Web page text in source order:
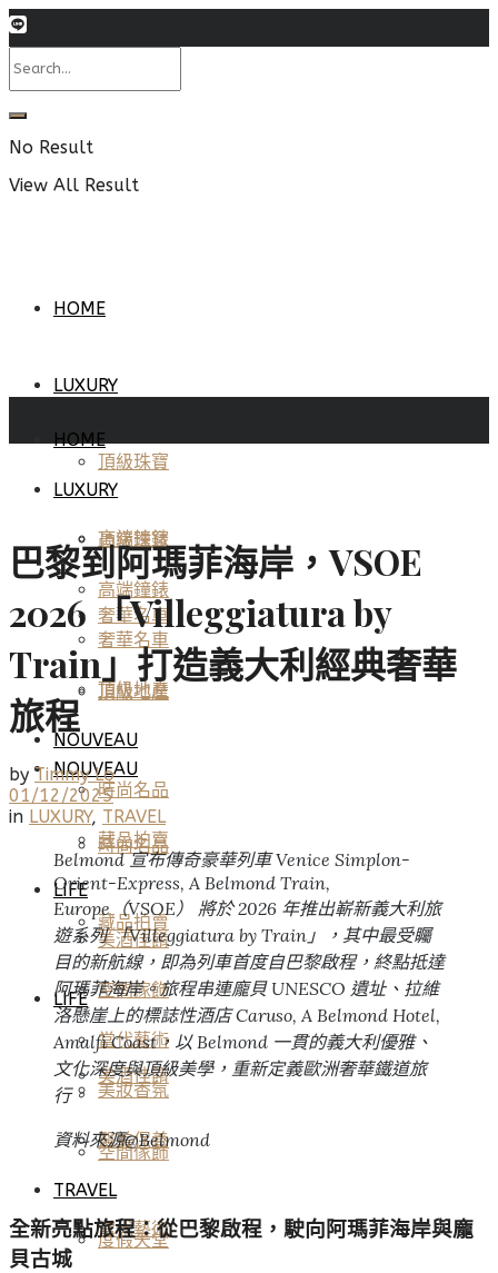
No Result
View All Result
HOME
LUXURY
頂級珠寶
高端鐘錶
奢華名車
頂級地產
NOUVEAU
時尚名品
藏品拍賣
LIFE
美酒佳餚
空間傢飾
當代藝術
HOME
LUXURY
頂級珠寶
高端鐘錶
奢華名車
頂級地產
NOUVEAU
時尚名品
藏品拍賣
LIFE
美酒佳餚
空間傢飾
當代藝術
美妝香氛
醫美保養
TRAVEL
度假天堂
巴黎到阿瑪菲海岸，VSOE
2026 「Villeggiatura by
Train」打造義大利經典奢華
旅程
by Timmy Lo
01/12/2025
in LUXURY, TRAVEL
Belmond 宣布傳奇豪華列車 Venice Simplon-
Orient-Express, A Belmond Train,
Europe（VSOE） 將於 2026 年推出嶄新義大利旅
遊系列 「Villeggiatura by Train」，其中最受矚
目的新航線，即為列車首度自巴黎啟程，終點抵達
阿瑪菲海岸。旅程串連龐貝 UNESCO 遺址、拉維
洛懸崖上的標誌性酒店 Caruso, A Belmond Hotel,
Amalfi Coast，以 Belmond 一貫的義大利優雅、
文化深度與頂級美學，重新定義歐洲奢華鐵道旅
行。
資料來源@Belmond
全新亮點旅程：從巴黎啟程，駛向阿瑪菲海岸與龐
貝古城